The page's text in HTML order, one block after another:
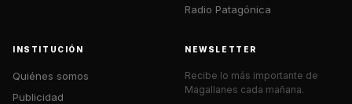
Radio Patagónica
INSTITUCIÓN
Quiénes somos
Publicidad
NEWSLETTER
Recibe lo más importante de
Magallanes cada mañana.